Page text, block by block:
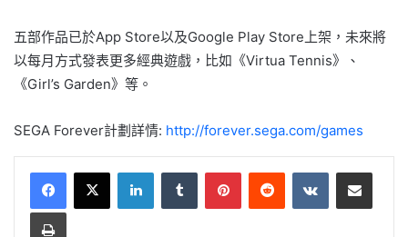
五部作品已於App Store以及Google Play Store上架，未來將
以每月方式發表更多經典遊戲，比如《Virtua Tennis》、
《Girl’s Garden》等。
SEGA Forever計劃詳情: http://forever.sega.com/games
LinkedInTumblr PinterestReddit VKontakteShare via Email
Print